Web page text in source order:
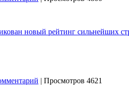
новый рейтинг сильнейших
| Просмотров 4621